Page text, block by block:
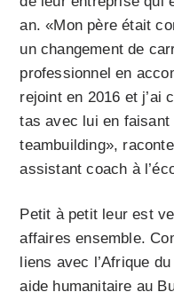
an. «Mon père était
un changement de
professionnel en
rejoint en 2016 et j’ai
tas avec lui en faisant
teambuilding»,
assistant coach à
Petit à petit leur est
affaires ensemble.
liens avec l’Afrique
aide humanitaire au